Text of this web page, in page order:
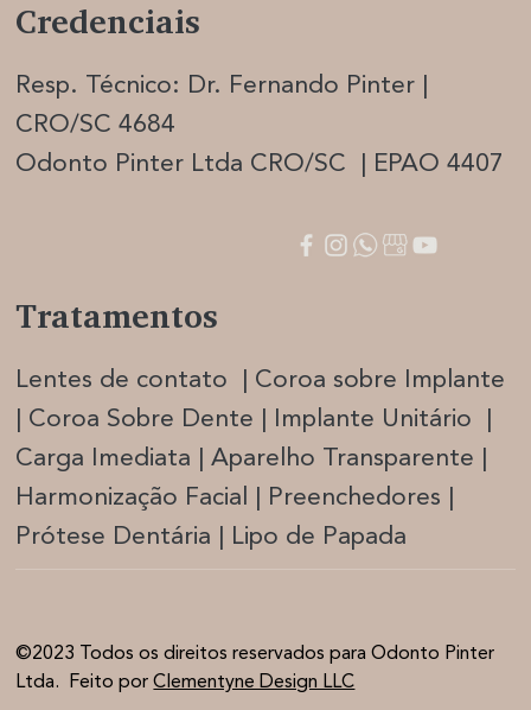
Credenciais
Resp. Técnico: Dr. Fernando Pinter |
CRO/SC 4684
Odonto Pinter Ltda CRO/SC | EPAO 4407
Tratamentos
Lentes de contato | Coroa sobre Implante
| Coroa Sobre Dente | Implante Unitário |
Carga Imediata |Aparelho Transparente |
Harmonização Facial | Preenchedores |
Prótese Dentária | Lipo de Papada
©2023 Todos os direitos reservados para Odonto Pinter
Ltda. Feito porClementyne Design LLC